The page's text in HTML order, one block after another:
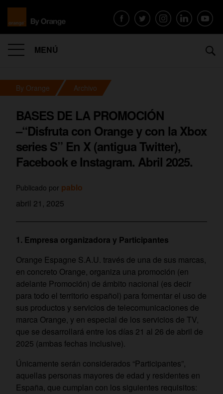
MENÚ
By Orange Archivo
BASES DE LA PROMOCIÓN
–“Disfruta con Orange y con la Xbox
series S” En X (antigua Twitter),
Facebook e Instagram. Abril 2025.
Publicado por pablo
abril 21, 2025
1. Empresa organizadora y Participantes
Orange Espagne S.A.U. través de una de sus marcas,
en concreto Orange, organiza una promoción (en
adelante Promoción) de ámbito nacional (es decir
para todo el territorio español) para fomentar el uso de
sus productos y servicios de telecomunicaciones de
marca Orange, y en especial de los servicios de TV,
que se desarrollará entre los días 21 al 26 de abril de
2025 (ambas fechas inclusive).
Únicamente serán considerados “Participantes”,
aquellas personas mayores de edad y residentes en
España, que cumplan con los siguientes requisitos: